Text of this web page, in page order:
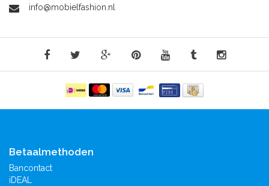
info@mobielfashion.nl
Betaalmethoden
Bancontact
iDEAL